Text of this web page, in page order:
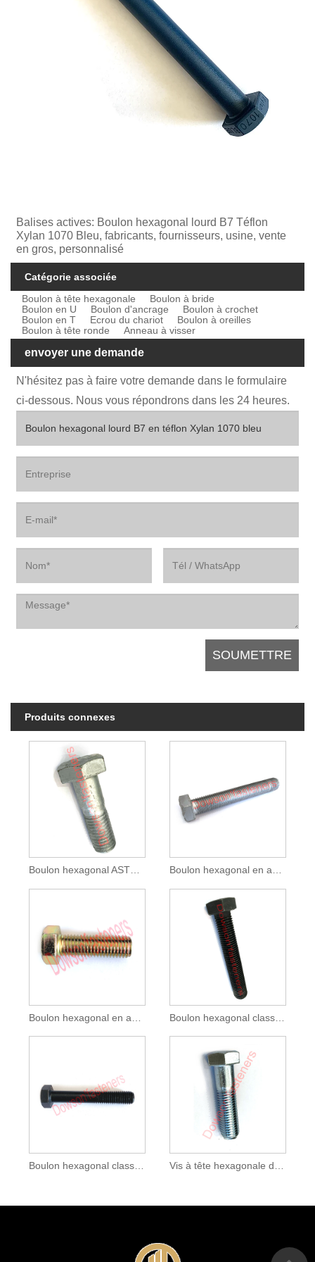
Balises actives: Boulon hexagonal lourd B7 Téflon
Xylan 1070 Bleu, fabricants, fournisseurs, usine, vente
en gros, personnalisé
Catégorie associée
Boulon à tête hexagonale
Boulon à bride
Boulon en U
Boulon d'ancrage
Boulon à crochet
Boulon en T
Ecrou du chariot
Boulon à oreilles
Boulon à tête ronde
Anneau à visser
envoyer une demande
N'hésitez pas à faire votre demande dans le formulaire
ci-dessous. Nous vous répondrons dans les 24 heures.
Produits connexes
Boulon hexagonal ASTM A325 HDG
Boulon hexagonal classe 10.9 noir